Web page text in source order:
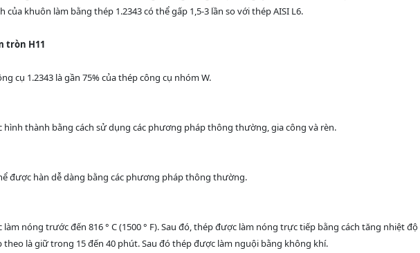
khuôn làm bằng thép 1.2343 có thể gấp 1,5-3 lần so với thép AISI L6.
tròn H11
cụ 1.2343 là gần 75% của thép công cụ nhóm W.
hình thành bằng cách sử dụng các phương pháp thông thường, gia công và rèn.
được hàn dễ dàng bằng các phương pháp thông thường.
làm nóng trước đến 816 ° C (1500 ° F). Sau đó, thép được làm nóng trực tiếp bằng cách tăng nhiệt độ
theo là giữ trong 15 đến 40 phút. Sau đó thép được làm nguội bằng không khí.